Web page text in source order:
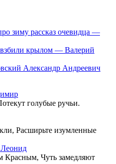
зиму рассказ очевидца —
крылом — Валерий
Александр Андреевич
голубые ручьи.
Расширьте изумленные
Красным, Чуть замедляют